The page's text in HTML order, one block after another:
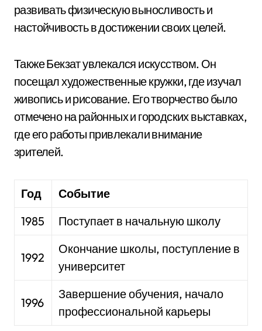
развивать физическую выносливость и
настойчивость в достижении своих целей.
Также Бекзат увлекался искусством. Он
посещал художественные кружки, где изучал
живопись и рисование. Его творчество было
отмечено на районных и городских выставках,
где его работы привлекали внимание
зрителей.
Год
Событие
1985
Поступает в начальную школу
1992
Окончание школы, поступление в
университет
1996
Завершение обучения, начало
профессиональной карьеры